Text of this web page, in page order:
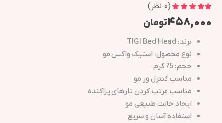
(
0 نظر)
۴۵۸,۰۰۰تومان
برند: TIGI Bed Head
نوع محصول: استیک واکس مو
حجم: 75 گرم
مناسب کنترل وز مو
مناسب مرتب کردن تارهای پراکنده
ایجاد حالت طبیعی مو
استفاده آسان و سریع